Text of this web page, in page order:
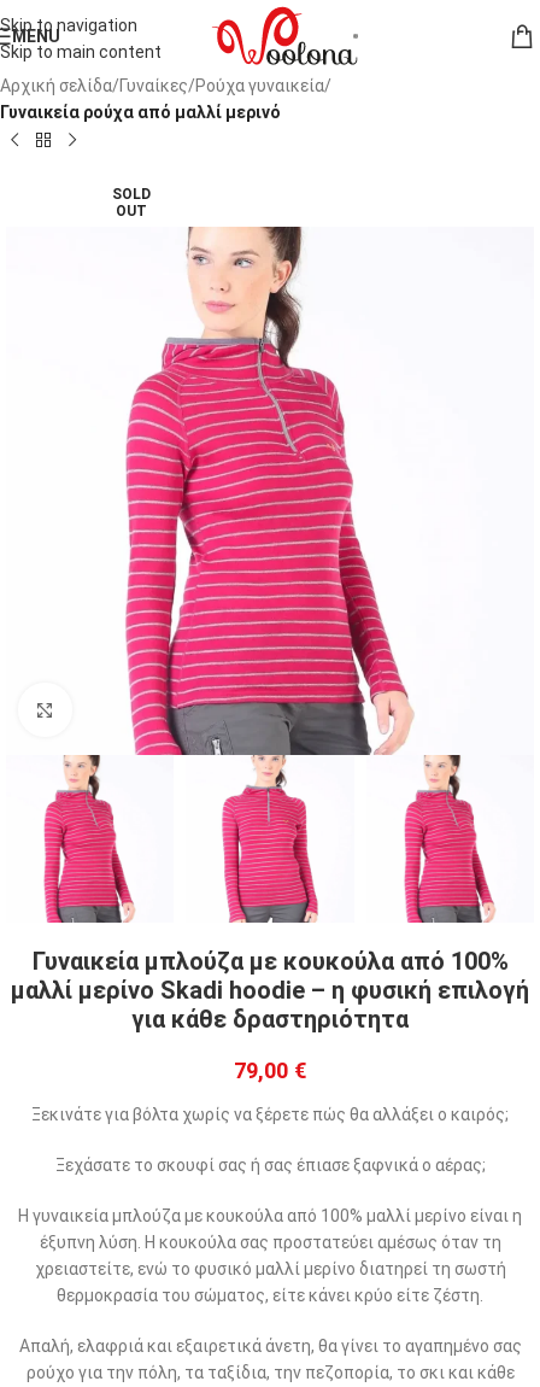
Skip to navigation
Skip to main content
MENU
Αρχική σελίδα Γυναίκες Ρούχα γυναικεία
Γυναικεία ρούχα από μαλλί μερινό
SOLD
OUT
Click to enlarge
Γυναικεία μπλούζα με κουκούλα από 100%
μαλλί μερίνο Skadi hoodie – η φυσική επιλογή
για κάθε δραστηριότητα
79,00 €
Ξεκινάτε για βόλτα χωρίς να ξέρετε πώς θα αλλάξει ο καιρός;
Ξεχάσατε το σκουφί σας ή σας έπιασε ξαφνικά ο αέρας;
Η γυναικεία μπλούζα με κουκούλα από 100% μαλλί μερίνο είναι η
έξυπνη λύση. Η κουκούλα σας προστατεύει αμέσως όταν τη
χρειαστείτε, ενώ το φυσικό μαλλί μερίνο διατηρεί τη σωστή
θερμοκρασία του σώματος, είτε κάνει κρύο είτε ζέστη.
Απαλή, ελαφριά και εξαιρετικά άνετη, θα γίνει το αγαπημένο σας
ρούχο για την πόλη, τα ταξίδια, την πεζοπορία, το σκι και κάθε